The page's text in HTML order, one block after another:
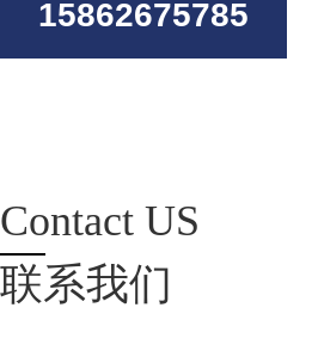
15862675785
Contact US
联系我们